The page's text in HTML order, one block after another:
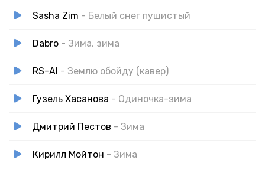
Sasha Zim - Белый снег пушистый
Dabro - Зима, зима
RS-AI - Землю обойду (кавер)
Гузель Хасанова - Одиночка-зима
Дмитрий Пестов - Зима
Кирилл Мойтон - Зима